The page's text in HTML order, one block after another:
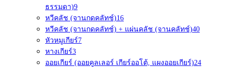
ธรรมดา)9
หวีคลัช (จานกดคลัทช์)16
หวีคลัช (จานกดคลัทช์) + แผ่นคลัช (จานคลัทช์)40
หัวหมูเกียร์7
หางเกียร์3
ออยเกียร์ (ออยคูลเลอร์ เกียร์ออโต้, แผงออยเกียร์)24